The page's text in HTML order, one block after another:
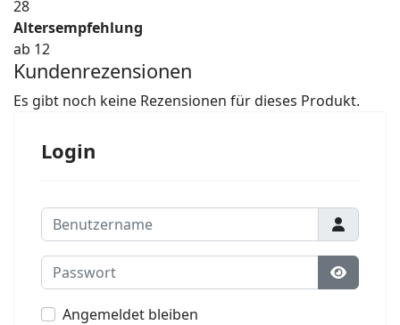
28
Altersempfehlung
ab 12
Kundenrezensionen
Es gibt noch keine Rezensionen für dieses Produkt.
Login
Benutzername
Passwort
Angemeldet bleiben